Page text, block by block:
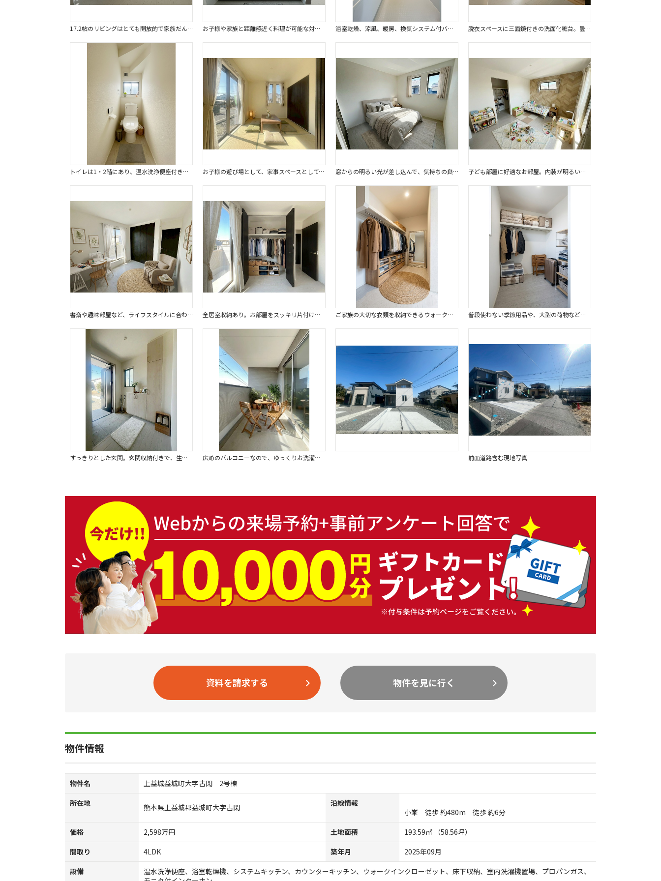
17.2帖のリビングはとても開放的で家族だんらんの場に最適です。※画像はイメージです。 お子様や家族と距離感近く料理が可能な対面式のシステムキッチンです。※画像はイメージです。 浴室乾燥、涼風、暖房、換気システム付バスルーム。日々の疲れを癒せます。※画像はイメージです。 脱衣スペースに三面鏡付きの洗面化粧台。曇り止め付きのミラーキャビネットを採用。※画像はイメージです。
トイレは1・2階にあり、温水洗浄便座付きで年中快適にご使用いただけます。※画像はイメージです。 お子様の遊び場として、家事スペースとして、大変使いやすい和室。※画像はイメージです。 窓からの明るい光が差し込んで、気持ちの良い朝が迎えられます。※画像はイメージです。 子ども部屋に好適なお部屋。内装が明るい色なのでお好みのお部屋にできます。※画像はイメージです。
書斎や趣味部屋など、ライフスタイルに合わせ、様々な用途で使えるお部屋です。※画像はイメージです。 全居室収納あり。お部屋をスッキリ片付けられます。※画像はイメージです。 ご家族の大切な衣類を収納できるウォークインクローゼット付。※画像はイメージです。 普段使わない季節用品や、大型の荷物などを収納できるファミリークローク。※画像はイメージです。
すっきりとした玄関。玄関収納付きで、生活感を出さずに収納可能です。※画像はイメージです。 広めのバルコニーなので、ゆっくりお洗濯物が干せます。※画像はイメージです。 前面道路含む現地写真
資料を請求する 物件を見に行く
物件情報
物件名
上益城益城町大字古閑 2号棟
所在地
熊本県上益城郡益城町大字古閑
沿線情報
小峯 徒歩 約480m 徒歩 約6分
価格
2,598万円 土地面積
193.59㎡ （58.56坪）
間取り
4LDK 築年月
2025年09月
設備
温水洗浄便座、浴室乾燥機、システムキッチン、カウンターキッチン、ウォークインクローゼット、床下収納、室内洗濯機置場、プロパンガス、